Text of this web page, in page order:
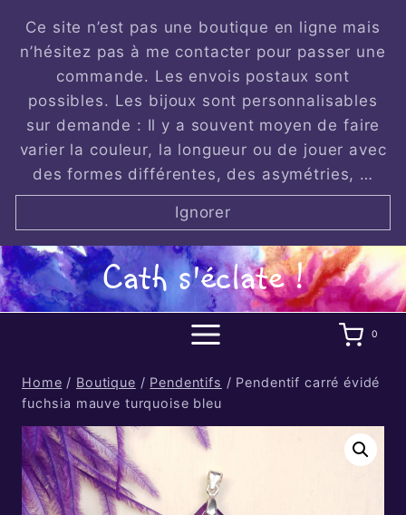
content
Ce site n’est pas une boutique en ligne mais
n’hésitez pas à me contacter pour passer une
commande. Les envois postaux sont
possibles. Les bijoux sont personnalisables
sur demande : Il y a souvent moyen de faire
varier la couleur, la longueur ou de jouer avec
des formes différentes, des asymétries, …
Ignorer
Cath s'éclate !
0
Home / Boutique / Pendentifs / Pendentif carré évidé
fuchsia mauve turquoise bleu